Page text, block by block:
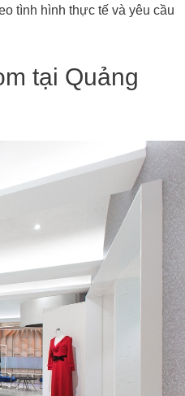
tình hình thực tế và yêu cầu
tại Quảng